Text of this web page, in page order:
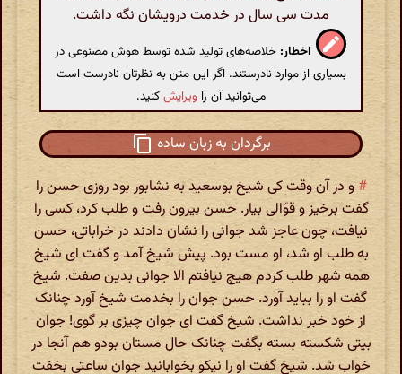
مدت سی سال در خدمت درویشان نگه داشت.
اخطار: خلاصه‌های تولید شده توسط هوش مصنوعی در
بسیاری از موارد نادرستند. اگر این متن به نظرتان نادرست است
می‌توانید آن را ویرایشکنید.
برگردان به زبان ساده
#و در آن وقت کی شیخ بوسعید به نشابور بود روزی حسن را
گفت برخیز و قوّالی بیار. حسن بیرون رفت و طلب کرد، کسی را
نیافت، چون عاجز شد جوانی را نشان دادند در خراباتی، حسن
به طلب او شد، او مست بود. پیش شیخ آمد و گفت ای شیخ
همه شهر طلب کردم هیچ نیافتم الا جوانی بدین صفت. شیخ
گفت او را بباید آورد. حسن جوان را بخدمت شیخ آورد چنانک
از خود خبر نداشت. شیخ گفت ای جوان چیزی بر گوی! جوان
بیتی شکسته بسته بگفت چنانک حال مستان بودو هم آنجا در
خواب شد. شیخ گفت او را نیکو بخوابانید جوان ساعتی بخفت